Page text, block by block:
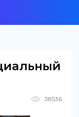
38536